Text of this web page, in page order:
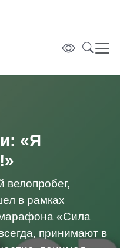
«Я
велопробег,
в рамках
марафона «Сила
принимают в